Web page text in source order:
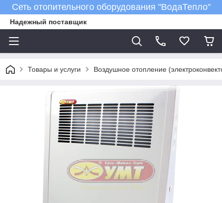
Сеть отопительного оборудования "ВодаТепло"
Надежный поставщик
Товары и услуги Воздушное отопление